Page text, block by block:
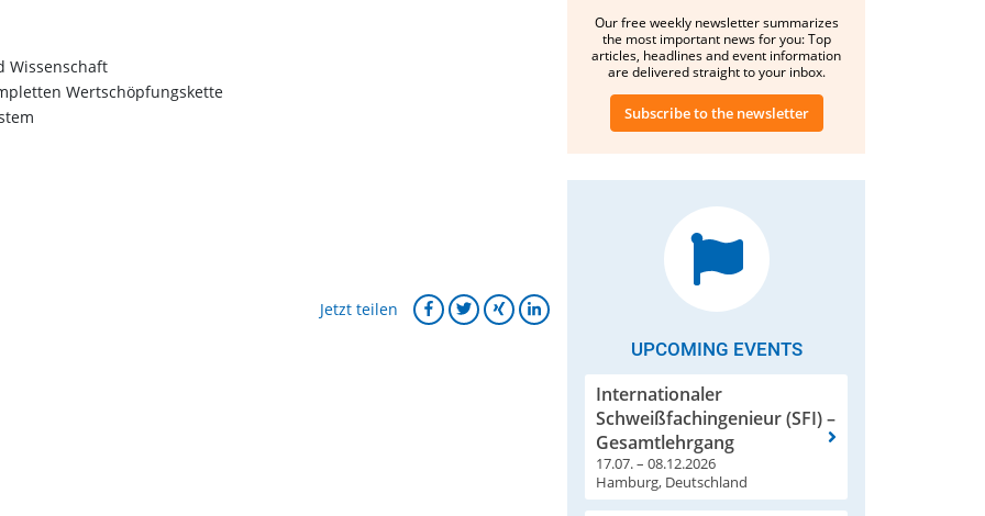
Wissenschaft
Wertschöpfungskette
Jetzt teilen
Our free weekly newsletter summarizes
the most important news for you: Top
articles, headlines and event information
are delivered straight to your inbox.
Subscribe to the newsletter
UPCOMING EVENTS
Internationaler
Schweißfachingenieur (SFI) –
Gesamtlehrgang
17.07. – 08.12.2026
Hamburg, Deutschland